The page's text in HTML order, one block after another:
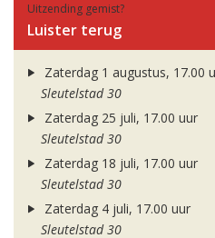
Uitzending gemist?
Luister terug
Zaterdag 1 augustus, 17.00
Sleutelstad 30
Zaterdag 25 juli, 17.00 uur
Sleutelstad 30
Zaterdag 18 juli, 17.00 uur
Sleutelstad 30
Zaterdag 4 juli, 17.00 uur
Sleutelstad 30